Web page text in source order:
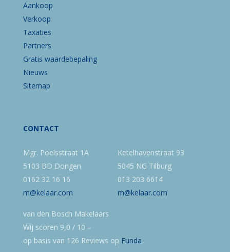
Aankoop
Verkoop
Taxaties
Partners
Gratis waardebepaling
Nieuws
Sitemap
CONTACT
Mgr. Poelsstraat 1A
5103 BD Dongen
0162 32 16 16
m@kelaar.com
Ketelhavenstraat 93
5045 NG Tilburg
013 203 6614
m@kelaar.com
van den Bosch Makelaars
Wij scoren 9,0 / 10 –
op basis van 126 Reviews op Funda